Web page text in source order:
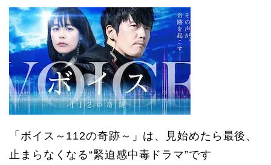
「ボイス～112の奇跡～」は、見始めたら最後、
止まらなくなる“緊迫感中毒ドラマ”です